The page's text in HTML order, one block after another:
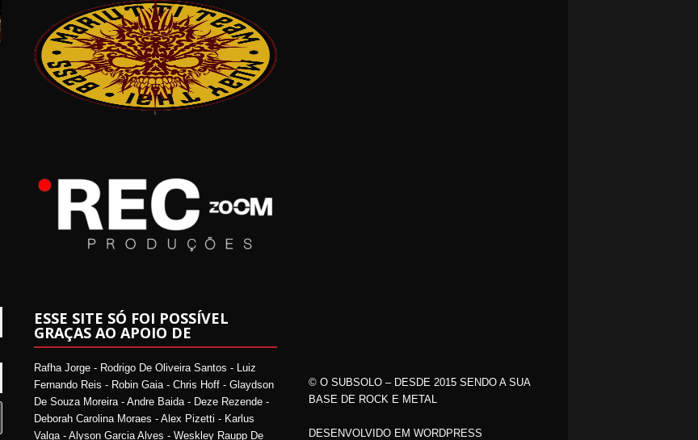
ESSE SITE SÓ FOI POSSÍVEL
GRAÇAS AO APOIO DE
Rafha Jorge - Rodrigo De Oliveira Santos - Luiz
Fernando Reis - Robin Gaia - Chris Hoff - Glaydson
De Souza Moreira - Andre Baida - Deze Rezende -
Deborah Carolina Moraes - Alex Pizetti - Karlus
Valga - Alyson Garcia Alves - Weskley Raupp De
© O SUBSOLO – DESDE 2015 SENDO A SUA
BASE DE ROCK E METAL
DESENVOLVIDO EM WORDPRESS